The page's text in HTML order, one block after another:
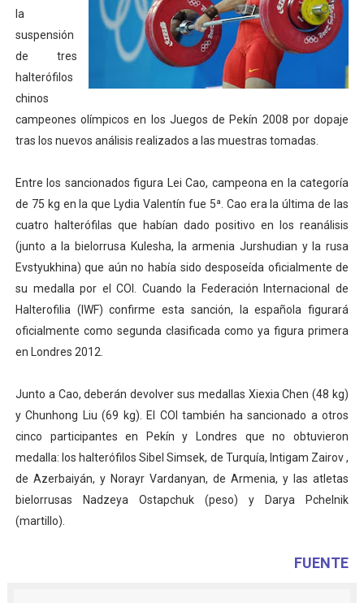
Mundial de lacrosse femenino 2026 (Tokio, Japón) -
Máxima celebración en el último Impact! con Jason
Mundial de esgrima 2026 (Hong Kong) - La delegación
Raquel Rodriguez es la nueva monarca
la
suspensión
de tres
halterófilos
chinos
campeones olímpicos en los Juegos de Pekín 2008 por dopaje
tras los nuevos análisis realizados a las muestras tomadas.
Entre los sancionados figura Lei Cao, campeona en la categoría
de 75 kg en la que Lydia Valentín fue 5ª. Cao era la última de las
cuatro halterófilas que habían dado positivo en los reanálisis
(junto a la bielorrusa Kulesha, la armenia Jurshudian y la rusa
Evstyukhina) que aún no había sido desposeída oficialmente de
su medalla por el COI. Cuando la Federación Internacional de
Halterofilia (IWF) confirme esta sanción, la española figurará
oficialmente como segunda clasificada como ya figura primera
en Londres 2012.
Junto a Cao, deberán devolver sus medallas Xiexia Chen (48 kg)
y Chunhong Liu (69 kg). El COI también ha sancionado a otros
cinco participantes en Pekín y Londres que no obtuvieron
medalla: los halterófilos Sibel Simsek, de Turquía, Intigam Zairov ,
de Azerbaiyán, y Norayr Vardanyan, de Armenia, y las atletas
bielorrusas Nadzeya Ostapchuk (peso) y Darya Pchelnik
(martillo).
FUENTE